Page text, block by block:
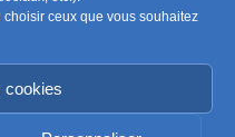
ceux que vous souhaitez
cookies
les cookies de
évêques de France